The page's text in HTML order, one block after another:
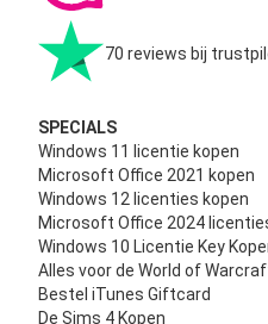
70 reviews bij
SPECIALS
Windows 11 licentie kopen
Microsoft Office 2021 kopen
Windows 12 licenties kopen
Microsoft Office 2024
Windows 10 Licentie Key
Alles voor de World of
Bestel iTunes Giftcard
De Sims 4 Kopen